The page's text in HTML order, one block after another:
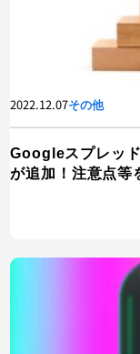
2022.12.07その他
Googleスプレッ
が追加！注意点等